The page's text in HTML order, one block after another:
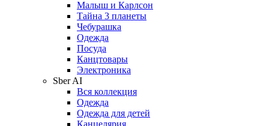
Малыш и Карлсон
Тайна 3 планеты
Чебурашка
Одежда
Посуда
Канцтовары
Электроника
Sber AI
Вся коллекция
Одежда
Одежда для детей
Канцелярия